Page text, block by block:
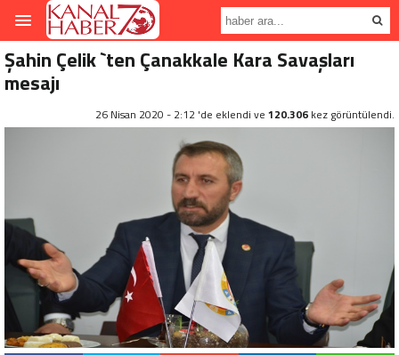
Şahin Çelik `ten Çanakkale Kara Savaşları
mesajı
26 Nisan 2020 - 2:12 'de eklendi ve 120.306 kez görüntülendi.